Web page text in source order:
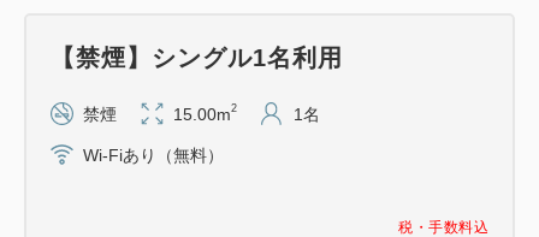
ャマ、スリッパ、歯ブラシ）をお渡ししております。
『渋谷駅』東急田園都市線急行で約13分
税・手数料込
【禁煙】シングル1名利用
禁煙 15.00m2 1名
Wi-Fiあり（無料）